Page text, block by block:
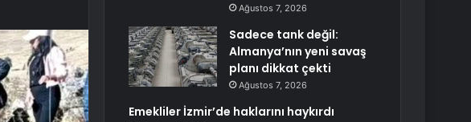
Ağustos 7, 2026
Sadece tank değil:
Almanya’nın yeni savaş
planı dikkat çekti
Ağustos 7, 2026
Emekliler İzmir’de haklarını haykırdı